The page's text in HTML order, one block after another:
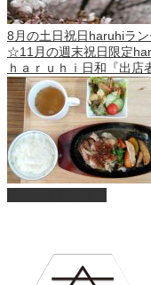
8月の土日祝日haruhiラン
☆11月の週末祝日限定
ｈａｒｕｈｉ日和『出